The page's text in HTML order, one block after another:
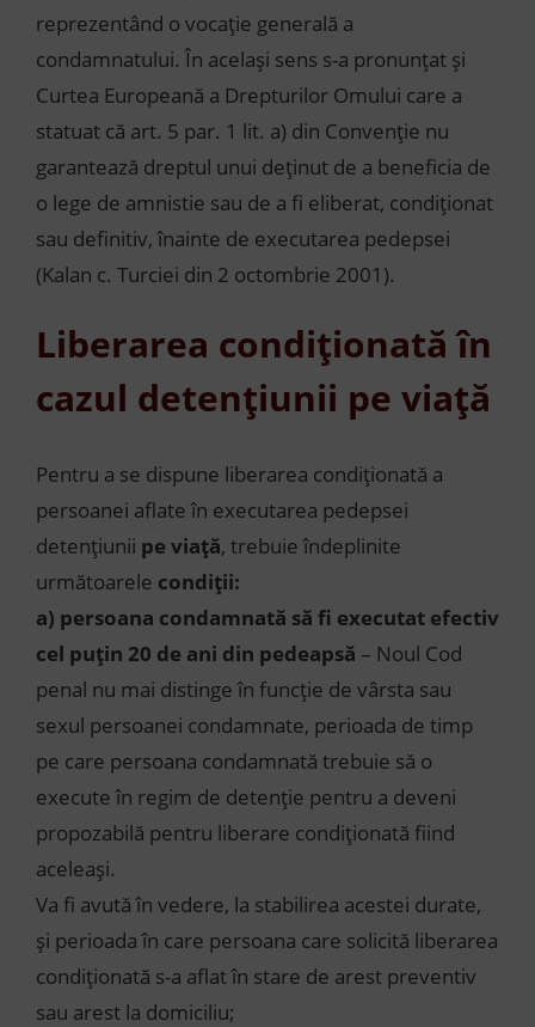
reprezentând o vocație generală a
condamnatului. În același sens s-a pronunțat și
Curtea Europeană a Drepturilor Omului care a
statuat că art. 5 par. 1 lit. a) din Convenție nu
garantează dreptul unui deținut de a beneficia de
o lege de amnistie sau de a fi eliberat, condiționat
sau definitiv, înainte de executarea pedepsei
(Kalan c. Turciei din 2 octombrie 2001).
Liberarea condiționată în
cazul detențiunii pe viață
Pentru a se dispune liberarea condiționată a
persoanei aflate în executarea pedepsei
detențiunii pe viață, trebuie îndeplinite
următoarele condiții:
a) persoana condamnată să fi executat efectiv
cel puțin 20 de ani din pedeapsă – Noul Cod
penal nu mai distinge în funcție de vârsta sau
sexul persoanei condamnate, perioada de timp
pe care persoana condamnată trebuie să o
execute în regim de detenție pentru a deveni
propozabilă pentru liberare condiționată fiind
aceleași.
Va fi avută în vedere, la stabilirea acestei durate,
și perioada în care persoana care solicită liberarea
condiționată s-a aflat în stare de arest preventiv
sau arest la domiciliu;